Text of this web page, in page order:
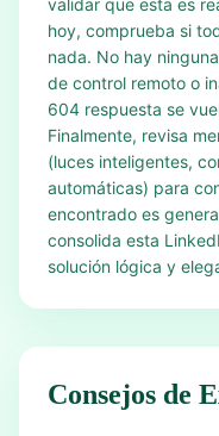
validar que esta es
hoy, comprueba si
nada. No hay
de control remoto o
604 respuesta se
Finalmente, revisa
(luces inteligentes,
automáticas) para
encontrado es
consolida esta
solución lógica y
Consejos de